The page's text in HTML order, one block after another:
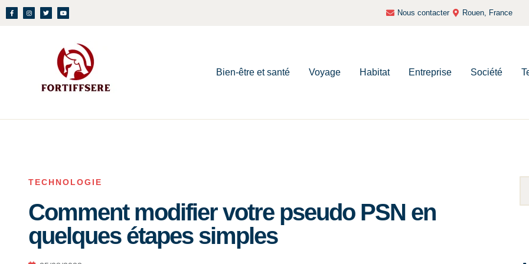
Nous contacter Rouen, France
Bien-être et santé Voyage Habitat Entreprise Société
TECHNOLOGIE
Comment modifier votre pseudo PSN en
quelques étapes simples